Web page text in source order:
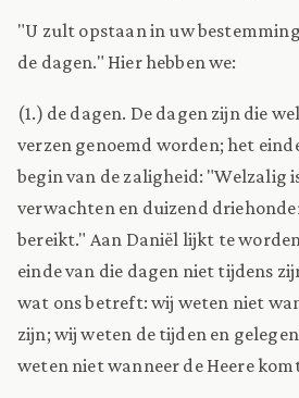
"U zult opstaan in uw
de dagen." Hier hebben we:
(1.) de dagen. De dagen zijn die
verzen genoemd worden; het
begin van de zaligheid: "Welzalig
verwachten en duizend
bereikt." Aan Daniël lijkt te
einde van die dagen niet tijdens
wat ons betreft: wij weten niet
zijn; wij weten de tijden en
weten niet wanneer de Heere